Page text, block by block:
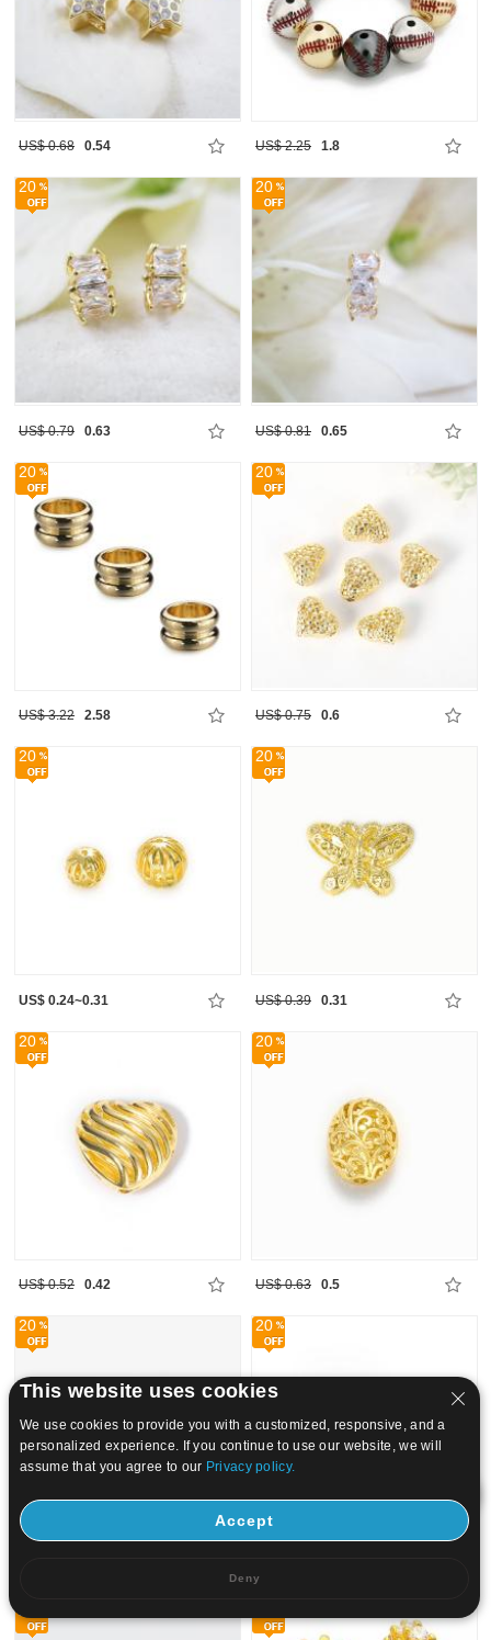
US$ 0.68 0.54 US$ 2.25 1.8
20
US$ 0.79 0.63
20
US$ 0.81 0.65
20
US$ 3.22 2.58
20
US$ 0.75 0.6
20
US$ 0.24~0.31
20
US$ 0.39 0.31
20
US$ 0.52 0.42
20
US$ 0.63 0.5
20 20
20
This website uses cookies
We use cookies to provide you with a customized, responsive, and a
personalized experience. If you continue to use our website, we will
assume that you agree to our Privacy policy.
Accept
Deny